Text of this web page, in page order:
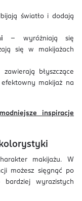
światło i dodają
– wyróżniają się
się w makijażach
błyszczące
makijaż na
inspiracje
makijażu. W
możesz sięgnąć po
wyrazistych